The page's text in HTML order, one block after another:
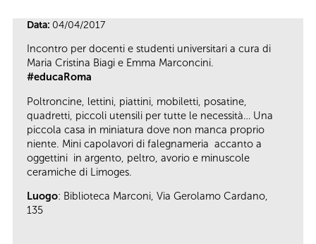
Data: 04/04/2017
Incontro per docenti e studenti universitari a cura di
Maria Cristina Biagi e Emma Marconcini.
#educaRoma
Poltroncine, lettini, piattini, mobiletti, posatine,
quadretti, piccoli utensili per tutte le necessità… Una
piccola casa in miniatura dove non manca proprio
niente. Mini capolavori di falegnameria accanto a
oggettini in argento, peltro, avorio e minuscole
ceramiche di Limoges.
Luogo: Biblioteca Marconi, Via Gerolamo Cardano,
135